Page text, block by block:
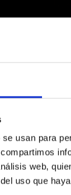
usan para
web,
uso que